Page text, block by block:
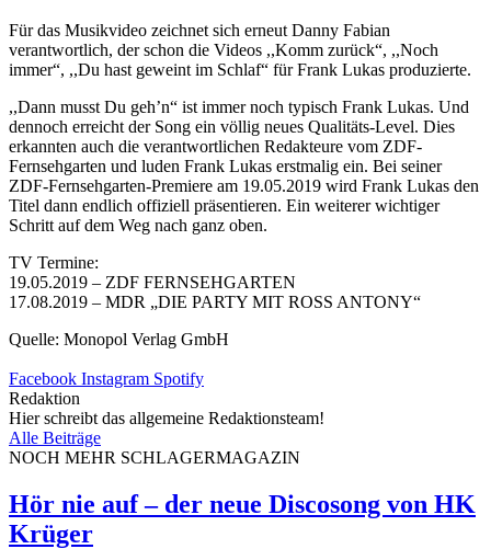
Für das Musikvideo zeichnet sich erneut Danny Fabian
verantwortlich, der schon die Videos ,,Komm zurück“, ,,Noch
immer“, ,,Du hast geweint im Schlaf“ für Frank Lukas produzierte.
,,Dann musst Du geh’n“ ist immer noch typisch Frank Lukas. Und
dennoch erreicht der Song ein völlig neues Qualitäts-Level. Dies
erkannten auch die verantwortlichen Redakteure vom ZDF-
Fernsehgarten und luden Frank Lukas erstmalig ein. Bei seiner
ZDF-Fernsehgarten-Premiere am 19.05.2019 wird Frank Lukas den
Titel dann endlich offiziell präsentieren. Ein weiterer wichtiger
Schritt auf dem Weg nach ganz oben.
TV Termine:
19.05.2019 – ZDF FERNSEHGARTEN
17.08.2019 – MDR „DIE PARTY MIT ROSS ANTONY“
Quelle: Monopol Verlag GmbH
Facebook Instagram Spotify
Redaktion
Hier schreibt das allgemeine Redaktionsteam!
Alle Beiträge
NOCH MEHR SCHLAGERMAGAZIN
Hör nie auf – der neue Discosong von HK
Krüger